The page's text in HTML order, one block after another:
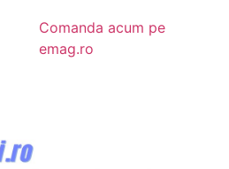
Comanda acum pe
emag.ro